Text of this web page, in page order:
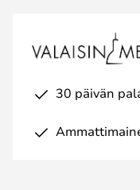
30 päivän